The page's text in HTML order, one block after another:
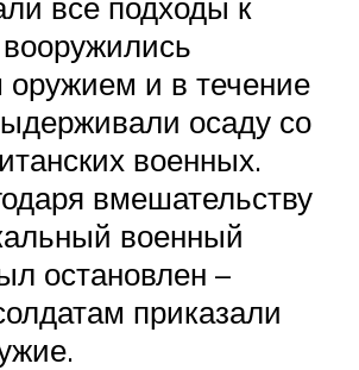
и в течение
осаду со
военных.
вмешательству
военный
остановлен –
приказали